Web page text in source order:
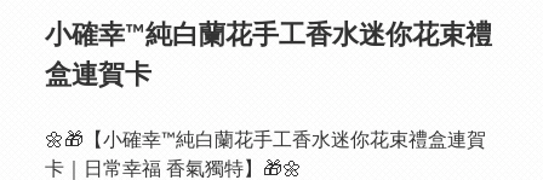
小確幸™純白蘭花手工香水迷你花束禮
盒連賀卡
🌼🎁【小確幸™純白蘭花手工香水迷你花束禮盒連賀
卡｜日常幸福 香氣獨特】🎁🌼